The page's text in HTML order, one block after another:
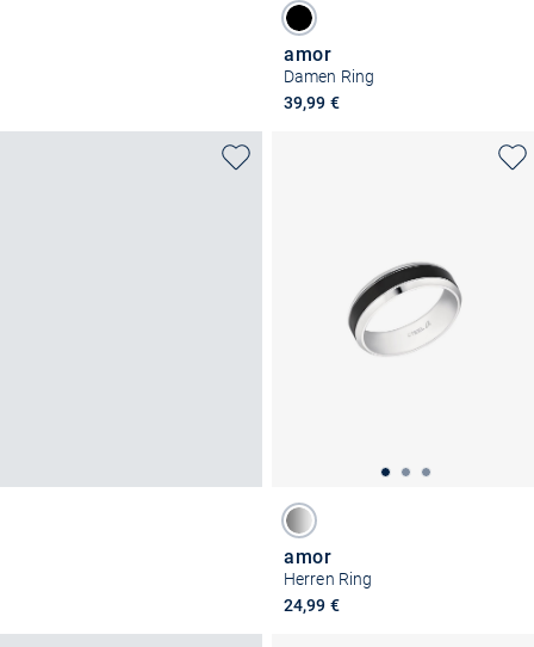
amor
Damen Ring
39,99 €
amor
Herren Ring
24,99 €